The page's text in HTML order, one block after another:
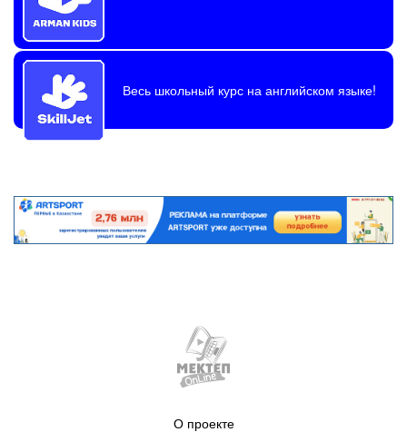
Весь школьный курс на английском языке!
О проекте